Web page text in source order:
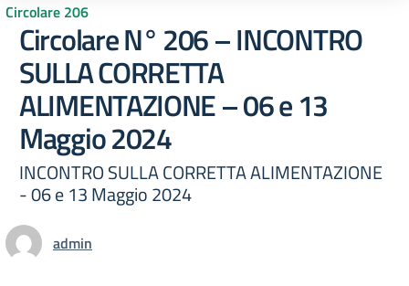
Circolare 206
Circolare N° 206 – INCONTRO
SULLA CORRETTA
ALIMENTAZIONE – 06 e 13
Maggio 2024
INCONTRO SULLA CORRETTA ALIMENTAZIONE
- 06 e 13 Maggio 2024
admin